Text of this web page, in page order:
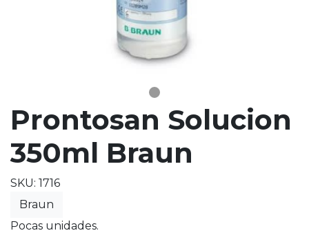
Prontosan Solucion
350ml Braun
SKU: 1716
Braun
Pocas unidades.